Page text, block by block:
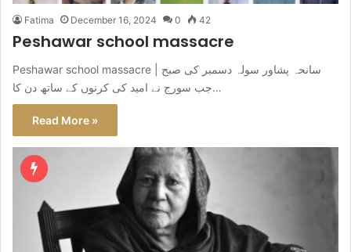
Fatima December 16, 2024 0 42
Peshawar school massacre
Peshawar school massacre | سانحہ پشاور سولہ دسمبر کی صبح
جب سورج نے امید کی کرنوں کے ساتھ دن کا…
Read More »